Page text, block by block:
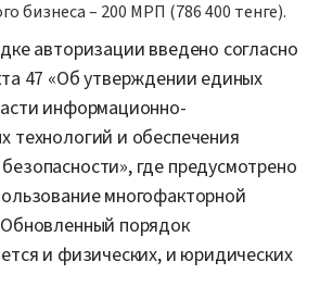
бизнеса – 200 МРП (786 400 тенге).
авторизации введено согласно
47 «Об утверждении единых
информационно-
технологий и обеспечения
где предусмотрено
многофакторной
порядок
и физических, и юридических